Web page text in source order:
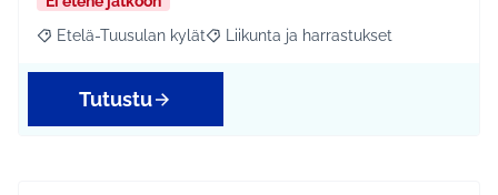
Rajaa tulokset aihepiirin mukaan: Etelä-Tuusulan kylät
Etelä-Tuusulan kylät Rajaa tulokset teeman mukaan:
Liikunta ja harrastukset
Tutustu